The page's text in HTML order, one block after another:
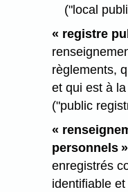
("local
« registre
règlements,
et qui est à
("public
«
personnels »
enregistrés
identifiable